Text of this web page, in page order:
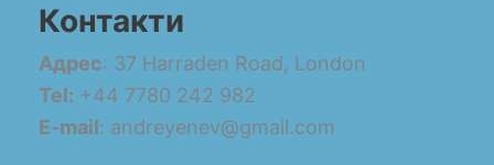
Контакти
Адрес: 37 Harraden Road, London
Tel: +44 7780 242 982
E-mail: andreyenev@gmail.com